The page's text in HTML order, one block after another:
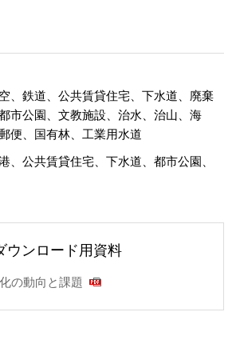
、鉄道、公共賃貸住宅、下水道、廃棄
市公園、文教施設、治水、治山、海
便、国有林、工業用水道
、公共賃貸住宅、下水道、都市公園、
ウンロード用資料
の動向と課題